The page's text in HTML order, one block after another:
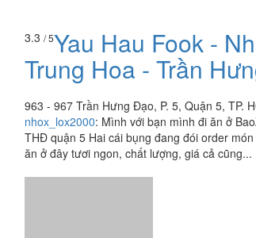
3.3 / 5Yau Hau Fook -
Trung Hoa - Trần
963 - 967 Trần Hưng Đạo, P. 5, Quận 5, TP.
nhox_lox2000: Mình với bạn mình đi ăn ở
THĐ quận 5 Hai cái bụng đang đói order
ăn ở đây tươi ngon, chất lượng, giá cả cũng...